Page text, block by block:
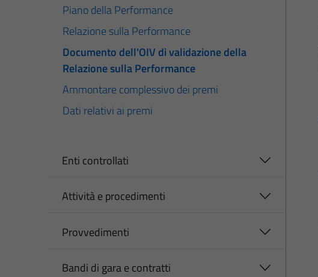
Piano della Performance
Relazione sulla Performance
Documento dell'OIV di validazione della
Relazione sulla Performance
Ammontare complessivo dei premi
Dati relativi ai premi
Enti controllati
Attività e procedimenti
Provvedimenti
Bandi di gara e contratti